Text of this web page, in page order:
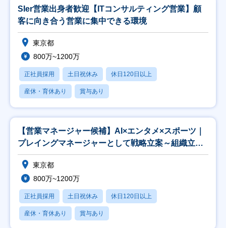
SIer営業出身者歓迎【ITコンサルティング営業】顧
客に向き合う営業に集中できる環境
東京都
800万~1200万
正社員採用 土日祝休み 休日120日以上
産休・育休あり 賞与あり
【営業マネージャー候補】AI×エンタメ×スポーツ｜
プレイングマネージャーとして戦略立案～組織立ち
上げ
東京都
800万~1200万
正社員採用 土日祝休み 休日120日以上
産休・育休あり 賞与あり